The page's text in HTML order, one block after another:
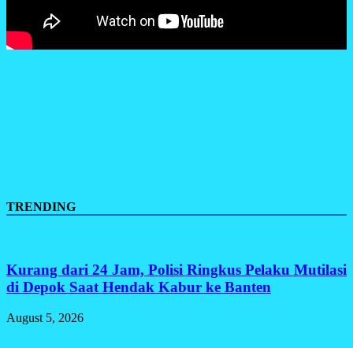
TRENDING
Kurang dari 24 Jam, Polisi Ringkus Pelaku Mutilasi
di Depok Saat Hendak Kabur ke Banten
August 5, 2026